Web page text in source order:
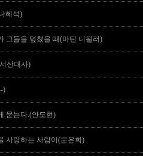
혜석)
그들을 덮쳤을 때(마틴 니묄러)
산대사)
)
묻는다.(안도현)
사랑하는 사람이(문은희)